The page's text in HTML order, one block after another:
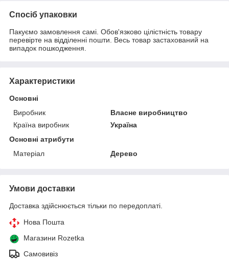
Спосіб упаковки
Пакуємо замовлення самі. Обов'язково цілістність товару
перевірте на відділенні пошти. Весь товар застахований на
випадок пошкодження.
Характеристики
Основні
Виробник
Власне виробництво
Країна виробник
Україна
Основні атрибути
Матеріал
Дерево
Умови доставки
Доставка здійснюється тільки по передоплаті.
Нова Пошта
Магазини Rozetka
Самовивіз